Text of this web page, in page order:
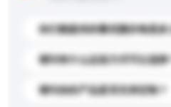
你们能提供的最优惠价格是多
请问有什么运送方式可以选择
请问你的产品是否支持定制？